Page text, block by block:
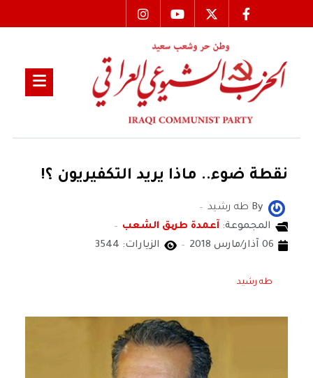
نقطة ضوء.. ماذا يريد التكفيريون ؟!
By طه رشيد
المجموعة: آعمدة طریق الشعب
06 آذار/مارس 2018
الزيارات: 3544
طه رشيد